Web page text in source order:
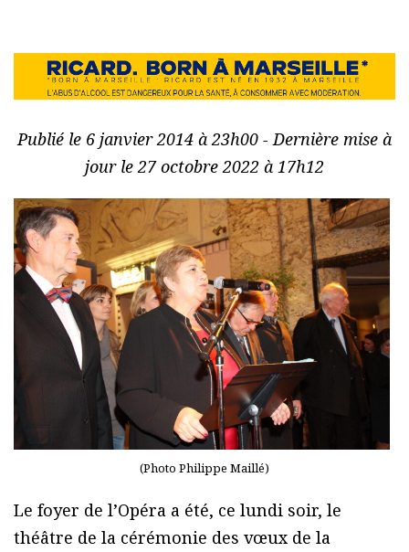
Publié le 6 janvier 2014 à 23h00 - Dernière mise à
jour le 27 octobre 2022 à 17h12
(Photo Philippe Maillé)
Le foyer de l’Opéra a été, ce lundi soir, le
théâtre de la cérémonie des vœux de la